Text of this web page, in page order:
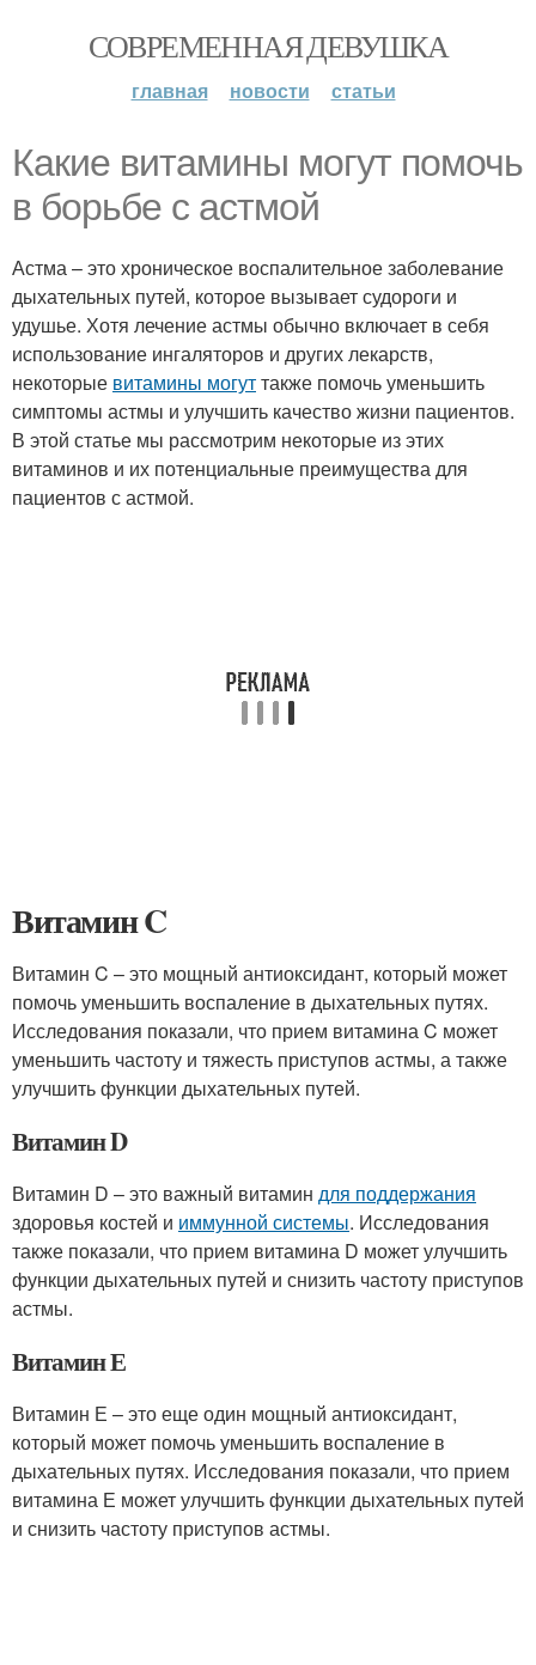
СОВРЕМЕННАЯ ДЕВУШКА
главная новости статьи
Какие витамины могут помочь
в борьбе с астмой
Астма – это хроническое воспалительное заболевание
дыхательных путей, которое вызывает судороги и
удушье. Хотя лечение астмы обычно включает в себя
использование ингаляторов и других лекарств,
некоторые витамины могуттакже помочь уменьшить
симптомы астмы и улучшить качество жизни пациентов.
В этой статье мы рассмотрим некоторые из этих
витаминов и их потенциальные преимущества для
пациентов с астмой.
Витамин C
Витамин C – это мощный антиоксидант, который может
помочь уменьшить воспаление в дыхательных путях.
Исследования показали, что прием витамина C может
уменьшить частоту и тяжесть приступов астмы, а также
улучшить функции дыхательных путей.
Витамин D
Витамин D – это важный витамин для поддержания
здоровья костей и иммунной системы. Исследования
также показали, что прием витамина D может улучшить
функции дыхательных путей и снизить частоту приступов
астмы.
Витамин Е
Витамин Е – это еще один мощный антиоксидант,
который может помочь уменьшить воспаление в
дыхательных путях. Исследования показали, что прием
витамина Е может улучшить функции дыхательных путей
и снизить частоту приступов астмы.